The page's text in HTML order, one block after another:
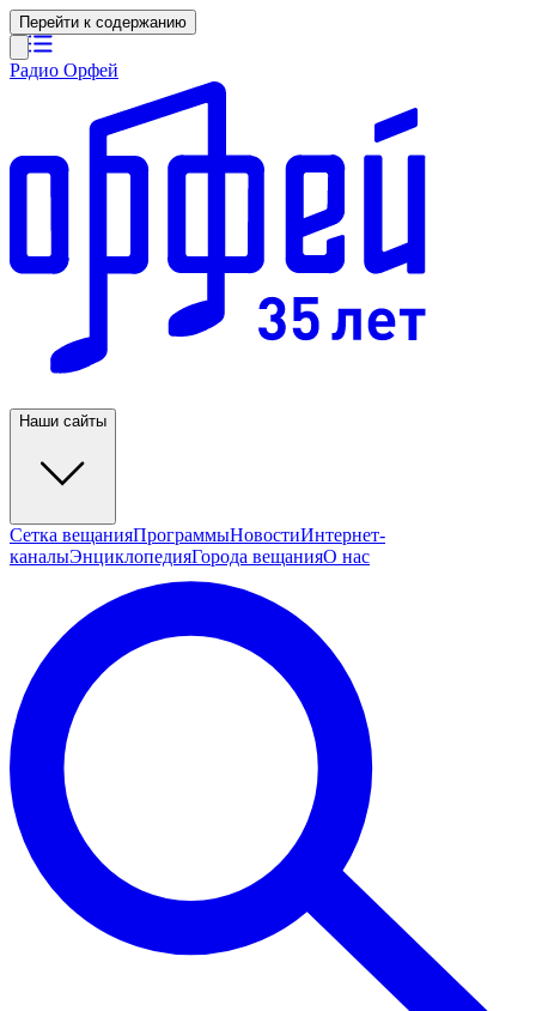
Перейти к содержанию
Радио Орфей
Наши сайты
Сетка вещанияПрограммыНовостиИнтернет-
каналыЭнциклопедияГорода вещанияО нас